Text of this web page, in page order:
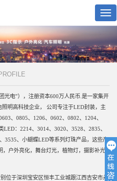
电”），注册资本600万人民币.是一家集开
明高科技企业， 公司专注于LED封装，主
、0805、1206、0602、0802、1204、
：2214、3014、3020、3528、2835、
3535、小蝴蝶LED等系列灯珠产品，这些产
，户外亮化，舞台灯光，植物灯，摄影补光
于深圳宝安区恒丰工业城跟江西吉安市永